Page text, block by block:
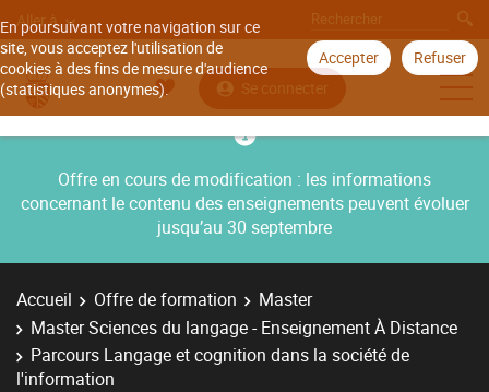
En poursuivant votre navigation sur ce
site, vous acceptez l'utilisation de
cookies à des fins de mesure d'audience
(statistiques anonymes).
Accepter Refuser
Aller à
Se connecter
Offre en cours de modification : les informations
concernant le contenu des enseignements peuvent évoluer
jusqu’au 30 septembre
Accueil Offre de formation
Master
Master Sciences du langage - Enseignement À Distance
Parcours Langage et cognition dans la société de
l'information